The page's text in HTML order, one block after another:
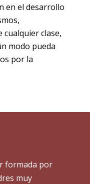
en el desarrollo
clase,
modo pueda
por la
formada por
muy